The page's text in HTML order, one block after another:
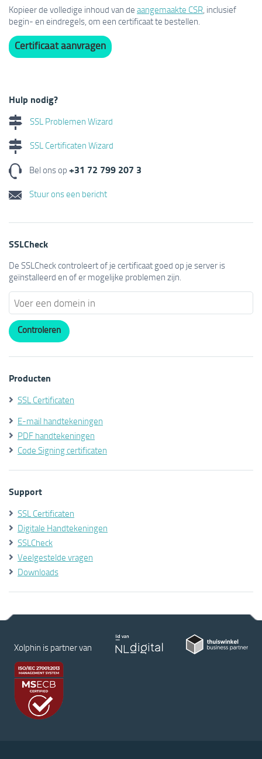
Kopieer de volledige inhoud van de aangemaakte CSR , inclusief
begin- en eindregels, om een certificaat te bestellen.
Certificaat aanvragen
Hulp nodig?
SSL Problemen Wizard
SSL Certificaten Wizard
Bel ons op +31 72 799 207 3
Stuur ons een bericht
SSLCheck
De SSLCheck controleert of je certificaat goed op je server is
geïnstalleerd en of er mogelijke problemen zijn.
Producten
SSL Certificaten
E-mail handtekeningen
PDF handtekeningen
Code Signing certificaten
Support
SSL Certificaten
Digitale Handtekeningen
SSLCheck
Veelgestelde vragen
Downloads
Xolphin is partner van